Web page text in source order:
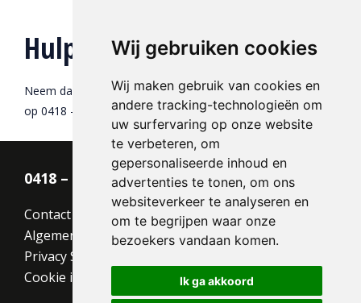
Wij gebruiken cookies
Wij maken gebruik van cookies en
andere tracking-technologieën om
uw surfervaring op onze website
te verbeteren, om
gepersonaliseerde inhoud en
advertenties te tonen, om ons
websiteverkeer te analyseren en
om te begrijpen waar onze
bezoekers vandaan komen.
Ik ga akkoord
Hulp nodig?
Neem dan contact op met onzeklantenserviceof bel ons
op 0418 - 55 22 21.
0418 – 55 22 21
Contact
Algemene voorwaarden
Privacy Statement
Cookie instellingen